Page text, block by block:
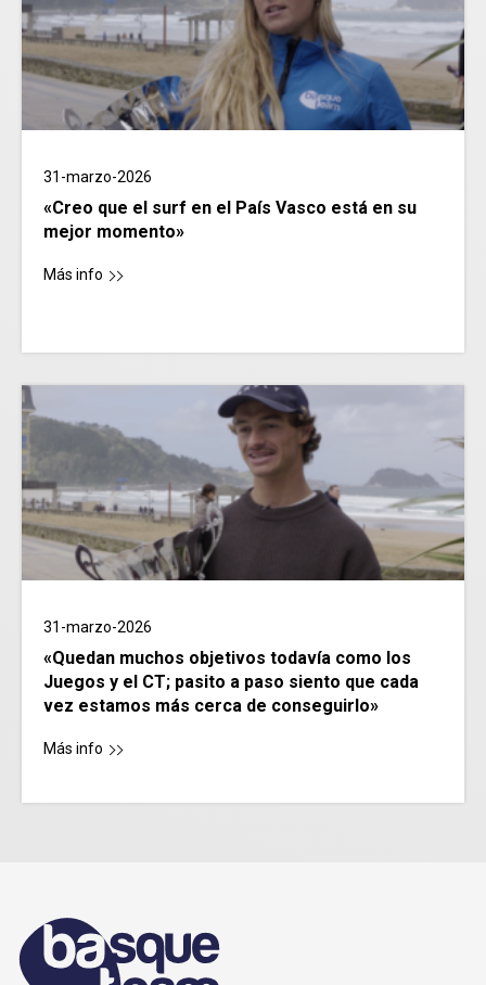
31-marzo-2026
«Creo que el surf en el País Vasco está en su
mejor momento»
Más info
31-marzo-2026
«Quedan muchos objetivos todavía como los
Juegos y el CT; pasito a paso siento que cada
vez estamos más cerca de conseguirlo»
Más info